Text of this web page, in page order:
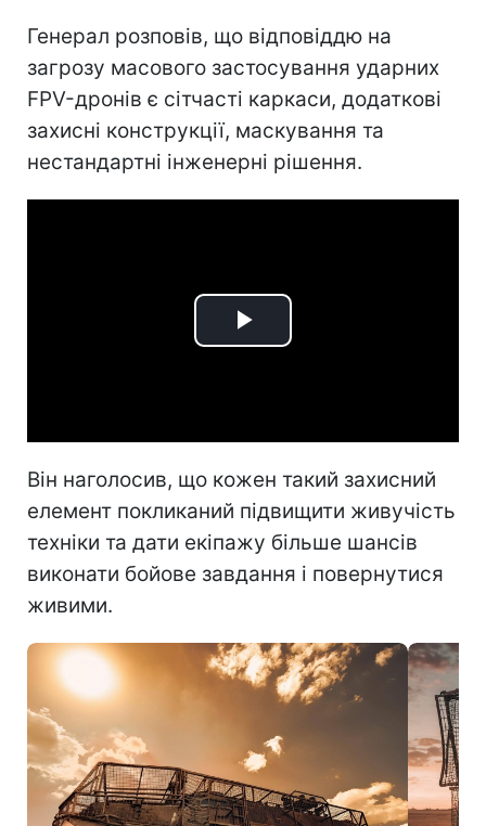
Генерал розповів, що відповіддю на
загрозу масового застосування ударних
FPV-дронів є сітчасті каркаси, додаткові
захисні конструкції, маскування та
нестандартні інженерні рішення.
Play
Він наголосив, що кожен такий захисний
елемент покликаний підвищити живучість
техніки та дати екіпажу більше шансів
виконати бойове завдання і повернутися
живими.